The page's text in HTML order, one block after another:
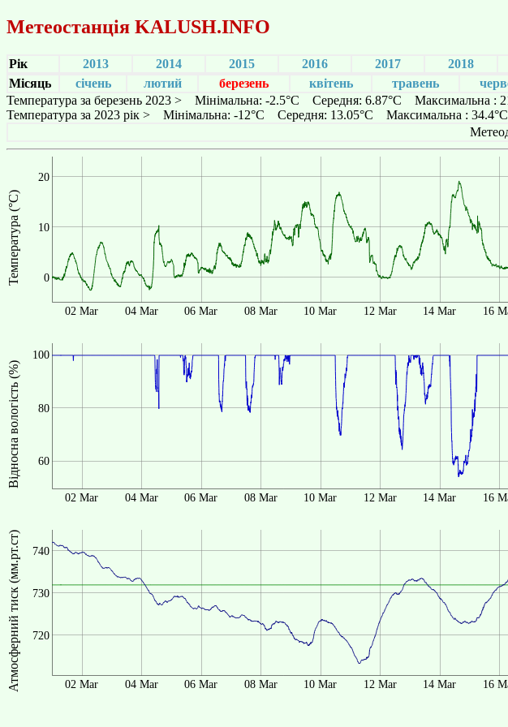
Метеостанція KALUSH.INFO
Рік 2013 2014 2015 2016 2017 2018
Місяць
січень лютий березень квітень травень
Температура за березень 2023 > Мінімальна: -2.5°C Середня: 6.87°C Максимальна :
Температура за 2023 рік > Мінімальна: -12°C Середня: 13.05°C Максимальна : 34.4°C
Температура (°C) 0
10
20
02 Mar 04 Mar 06 Mar 08 Mar 10 Mar 12 Mar 14 Mar 16
Відносна вологість (%) 60
80
100
02 Mar 04 Mar 06 Mar 08 Mar 10 Mar 12 Mar 14 Mar 16
Атмосферний тиск (мм.рт.ст) 720
730
740
02 Mar 04 Mar 06 Mar 08 Mar 10 Mar 12 Mar 14 Mar 16